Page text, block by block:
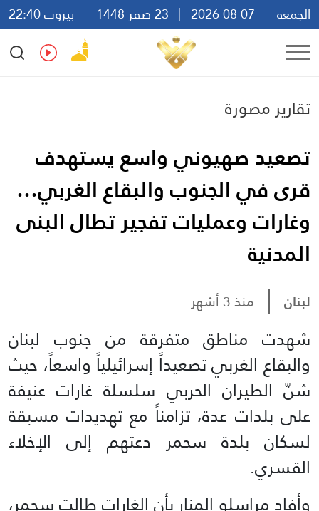
الجمعة
بيروت 22:40
Ar
En Fr Es
تقارير مصورة
تصعيد صهيوني واسع يستهدف
قرى في الجنوب والبقاع الغربي…
وغارات وعمليات تفجير تطال البنى
المدنية
لبنان منذ 3 أشهر
شهدت مناطق متفرقة من جنوب لبنان
والبقاع الغربي تصعيداً إسرائيلياً واسعاً، حيث
شنّ الطيران الحربي سلسلة غارات عنيفة
على بلدات عدة، تزامناً مع تهديدات مسبقة
لسكان بلدة سحمر دعتهم إلى الإخلاء
القسري.
وأفاد مراسلو المنار بأن الغارات طالت سحمر،